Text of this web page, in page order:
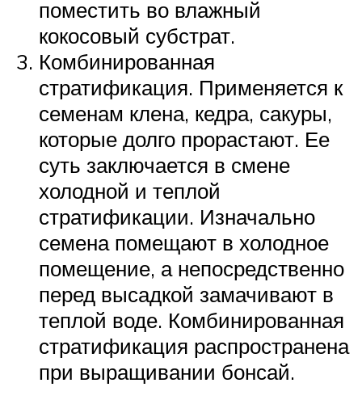
поместить во влажный
кокосовый субстрат.
Комбинированная
стратификация. Применяется к
семенам клена, кедра, сакуры,
которые долго прорастают. Ее
суть заключается в смене
холодной и теплой
стратификации. Изначально
семена помещают в холодное
помещение, а непосредственно
перед высадкой замачивают в
теплой воде. Комбинированная
стратификация распространена
при выращивании бонсай.